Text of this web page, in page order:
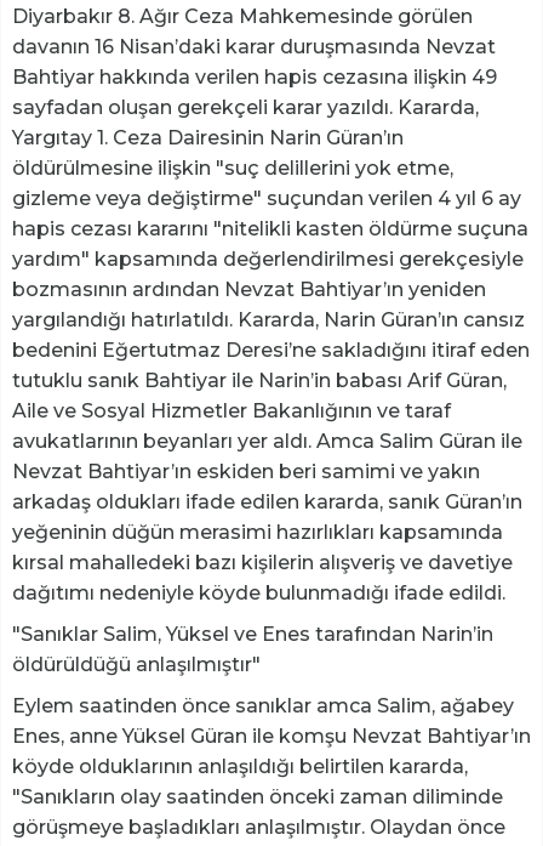
Diyarbakır 8. Ağır Ceza Mahkemesinde görülen
davanın 16 Nisan’daki karar duruşmasında Nevzat
Bahtiyar hakkında verilen hapis cezasına ilişkin 49
sayfadan oluşan gerekçeli karar yazıldı. Kararda,
Yargıtay 1. Ceza Dairesinin Narin Güran’ın
öldürülmesine ilişkin "suç delillerini yok etme,
gizleme veya değiştirme" suçundan verilen 4 yıl 6 ay
hapis cezası kararını "nitelikli kasten öldürme suçuna
yardım" kapsamında değerlendirilmesi gerekçesiyle
bozmasının ardından Nevzat Bahtiyar’ın yeniden
yargılandığı hatırlatıldı. Kararda, Narin Güran’ın cansız
bedenini Eğertutmaz Deresi’ne sakladığını itiraf eden
tutuklu sanık Bahtiyar ile Narin’in babası Arif Güran,
Aile ve Sosyal Hizmetler Bakanlığının ve taraf
avukatlarının beyanları yer aldı. Amca Salim Güran ile
Nevzat Bahtiyar’ın eskiden beri samimi ve yakın
arkadaş oldukları ifade edilen kararda, sanık Güran’ın
yeğeninin düğün merasimi hazırlıkları kapsamında
kırsal mahalledeki bazı kişilerin alışveriş ve davetiye
dağıtımı nedeniyle köyde bulunmadığı ifade edildi.
"Sanıklar Salim, Yüksel ve Enes tarafından Narin’in
öldürüldüğü anlaşılmıştır"
Eylem saatinden önce sanıklar amca Salim, ağabey
Enes, anne Yüksel Güran ile komşu Nevzat Bahtiyar’ın
köyde olduklarının anlaşıldığı belirtilen kararda,
"Sanıkların olay saatinden önceki zaman diliminde
görüşmeye başladıkları anlaşılmıştır. Olaydan önce